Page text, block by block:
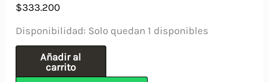
$333.200
Disponibilidad: Solo quedan 1 disponibles
PulidoraAñadir al
carrito